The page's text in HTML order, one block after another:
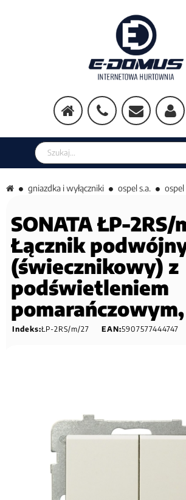
Szukaj w sklepie
gniazdka i wyłączniki ospel s.a.
SONATA ŁP-2RS/
Łącznik
(świecznikowy) z
podświetleniem
pomarańczowym,
Indeks:ŁP-2RS/m/27 EAN:5907577444747